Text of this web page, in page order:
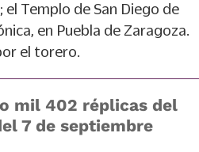
el Templo de San Diego de
en Puebla de Zaragoza.
el torero.
mil 402 réplicas del
7 de septiembre